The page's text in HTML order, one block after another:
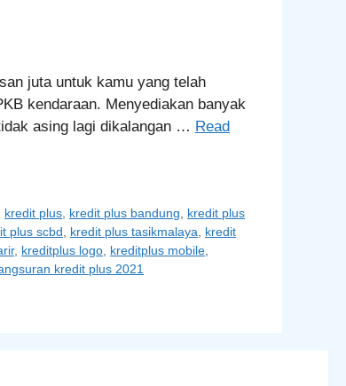
juta untuk kamu yang telah
kendaraan. Menyediakan banyak
asing lagi dikalangan … Read
kredit plus kredit plus bandung
kredit plus
plus scbd kredit plus tasikmalaya
kredit
, kreditplus logo kreditplus mobile
kredit plus 2021